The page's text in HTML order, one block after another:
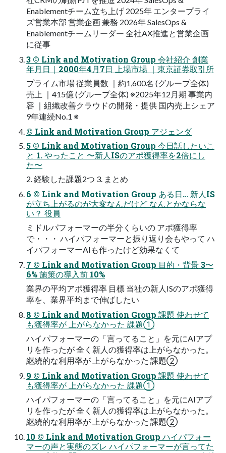
Enablementチーム立ち上げ 2025年 エンタープライ
ズ営業本部 営業企画 兼務 2026年 SalesOps &
Enablementチームリーダー 全社AX推進と営業企画
に従事
3 © Link and Motivation Group 会社紹介 創業
年月日｜2000年4月7日 上場市場 ｜東京証券取引所
プライム市場 従業員数 ｜約1,600名 (グループ全体)
売上 ｜415億 (グループ全体) ※2025年12月期 事業内
容 ｜組織改善クラウドの開発・提供 国内売上シェア
9年連続No.1 ※
© Link and Motivation Group アジェンダ
5 © Link and Motivation Group 今日話したいこ
と 1. やったこと 〜新人ISのアポ獲得率を2倍にし
た〜
2. 経験した課題2つ 3. まとめ
6 © Link and Motivation Group ある日… 新人IS
が立ち上がるのが大変なんだけど なんとかならな
い？ 役員
ミドルパフォーマーの半分くらいの アポ獲得率
で・・・ ハイパフォーマーと振り返り会もやって ハ
イパフォーマーAIも作ったけど効果なくて
7 © Link and Motivation Group 目的・背景 3〜
6% 施策の導入前 10%
業界の平均アポ獲得率 目標 当社の新人ISのアポ獲得
率を、業界平均まで伸ばしたい
8 © Link and Motivation Group 課題 使わせて
も獲得率が 上がらなかった 課題①
ハイパフォーマーの「言ってること」を元にAIアプ
リを作ったが 全く新人の獲得率は上がらなかった。
継続的な利用率が 上がらなかった 課題②
9 © Link and Motivation Group 課題 使わせて
も獲得率が 上がらなかった 課題①
ハイパフォーマーの「言ってること」を元にAIアプ
リを作ったが 全く新人の獲得率は上がらなかった。
継続的な利用率が 上がらなかった 課題②
10 © Link and Motivation Group ハイパフォー
マーの声と実態のズレ ハイパフォーマーが言ってた